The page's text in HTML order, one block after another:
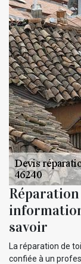
savoir
La réparation de
confiée à un